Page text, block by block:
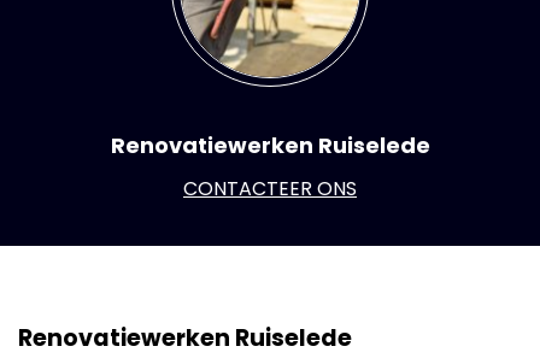
Renovatiewerken Ruiselede
CONTACTEER ONS
Renovatiewerken Ruiselede